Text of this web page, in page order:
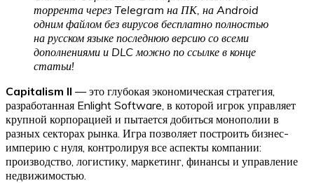
торрента через Telegram на ПК, на Android
одним файлом без вирусов бесплатно полностью
на русском языке последнюю версию со всеми
дополнениями и DLC можно по ссылке в конце
статьи!
Capitalism II — это глубокая экономическая стратегия,
разработанная Enlight Software, в которой игрок управляет
крупной корпорацией и пытается добиться монополии в
разных секторах рынка. Игра позволяет построить бизнес-
империю с нуля, контролируя все аспекты компании:
производство, логистику, маркетинг, финансы и управление
недвижимостью.